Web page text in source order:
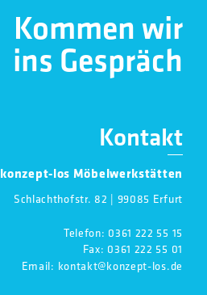
Kommen wir
ins Gespräch
Kontakt
konzept-los Möbelwerkstätten
Schlachthofstr. 82 | 99085 Erfurt
Telefon: 0361 222 55 15
Fax: 0361 222 55 01
Email: kontakt@konzept-los.de